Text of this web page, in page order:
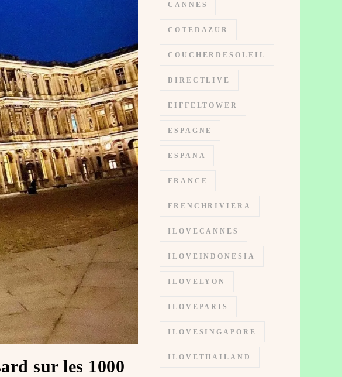
sur les 1000
CANNES
COTEDAZUR
COUCHERDESOLEIL
DIRECTLIVE
EIFFELTOWER
ESPAGNE
ESPANA
FRANCE
FRENCHRIVIERA
ILOVECANNES
ILOVEINDONESIA
ILOVELYON
ILOVEPARIS
ILOVESINGAPORE
ILOVETHAILAND